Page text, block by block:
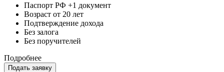
Паспорт РФ +1 документ
Возраст от 20 лет
Подтверждение дохода
Без залога
Без поручителей
Подробнее
Подать заявку